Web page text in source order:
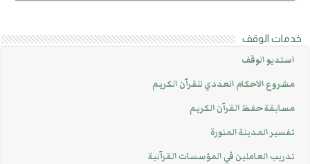
خدمات الوقف
استديو الوقف
مشروع الاحكام العددي للقرآن الكريم
مسابقة حفظ القرآن الكريم
تفسير المدينة المنورة
تدريب العاملين في المؤسسات القرآنية